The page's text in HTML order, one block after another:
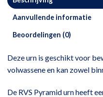
Aanvullende informatie
Beoordelingen (0)
Deze urn is geschikt voor
volwassene en kan zowel
De RVS Pyramid urn heeft